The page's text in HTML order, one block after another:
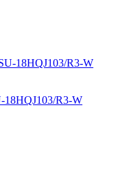
18HQJ103/R3-W